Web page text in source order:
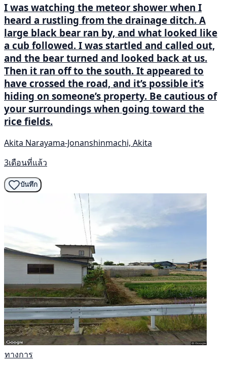
I was watching the meteor shower when I
heard a rustling from the drainage ditch. A
large black bear ran by, and what looked like
a cub followed. I was startled and called out,
and the bear turned and looked back at us.
Then it ran off to the south. It appeared to
have crossed the road, and it’s possible it’s
hiding on someone’s property. Be cautious of
your surroundings when going toward the
rice fields.
Akita Narayama-Jonanshinmachi, Akita
3เดือนที่แล้ว
บันทึก
ทางการ